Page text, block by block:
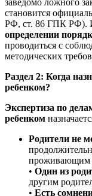
становится
РФ, ст. 86 ГПК РФ).
определении
проводиться с
методических
Раздел 2: Когда
ребенком?
Экспертиза по
ребенком
Родители не
проживающим
• Один из
другим
• Есть